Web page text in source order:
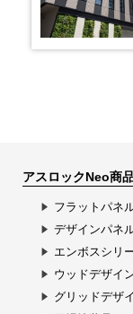
アスロックNeo商
フラットパネ
デザインパネ
エンボスシリ
ウッドデザイ
グリッドデザ